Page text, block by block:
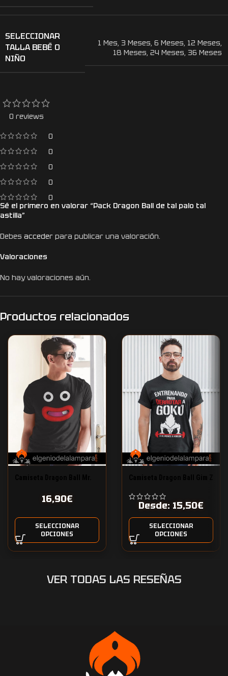
SELECCIONAR
TALLA BEBÉ O
NIÑO
1 Mes, 3 Meses, 6 Meses, 12 Meses,
18 Meses, 24 Meses, 36 Meses
0 reviews
0
0
0
0
0
Valoraciones
No hay valoraciones aún.
Sé el primero en valorar “Pack Dragon Ball de tal palo tal
astilla”
Debes acceder para publicar una valoración.
Productos relacionados
16,90€
SELECCIONAR
OPCIONES
Desde: 15,50€
SELECCIONAR
OPCIONES
VER TODAS LAS RESEÑAS